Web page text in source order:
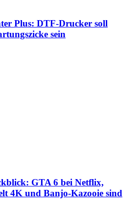
Plus: DTF-Drucker soll
sein
GTA 6 bei Netflix,
4K und Banjo-Kazooie sind